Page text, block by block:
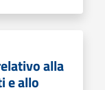
alla
e allo